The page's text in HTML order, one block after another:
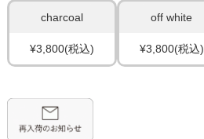
charcoal
¥3,800(税込)
off white
¥3,800(税込)